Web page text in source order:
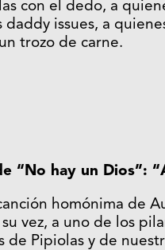
con el dedo, a
daddy issues, a
trozo de carne.
“No hay un Dios”:
homónima de
vez, a uno de los
de Pipiolas y de